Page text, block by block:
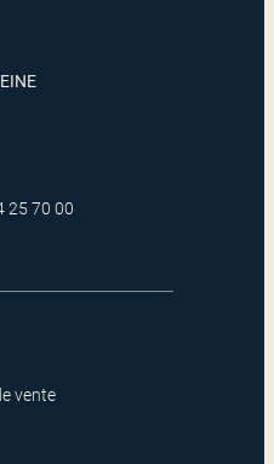
25 70 00
vente